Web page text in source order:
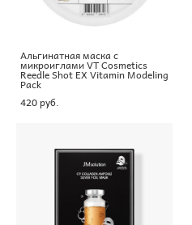
Альгинатная маска с
микроиглами VT Cosmetics
Reedle Shot EX Vitamin Modeling
Pack
420 pуб.